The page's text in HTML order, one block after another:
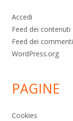
Accedi
Feed dei contenuti
Feed dei commenti
WordPress.org
PAGINE
Cookies